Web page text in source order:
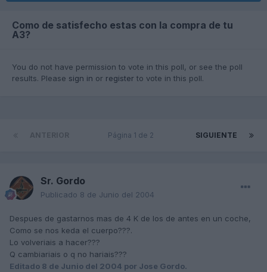
Como de satisfecho estas con la compra de tu
A3?
You do not have permission to vote in this poll, or see the poll
results. Please sign in or register to vote in this poll.
SIGUIENTE
Página 1 de 2
Sr. Gordo
Publicado 8 de Junio del 2004
Despues de gastarnos mas de 4 K de los de antes en un coche,
Como se nos keda el cuerpo???.
Lo volveriais a hacer???
Q cambiariais o q no hariais???
Editado 8 de Junio del 2004 por Jose Gordo.